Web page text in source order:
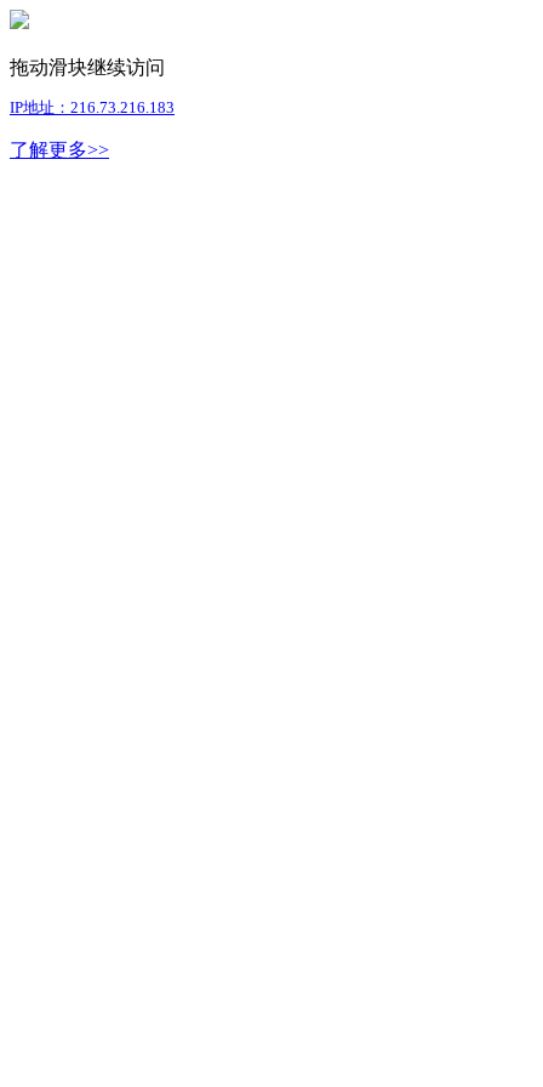
拖动滑块继续访问
IP地址：216.73.216.183
了解更多>>